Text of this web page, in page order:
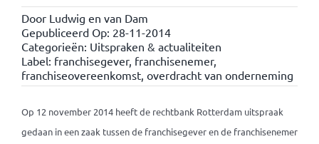
Door Ludwig en van Dam
Gepubliceerd Op: 28-11-2014
Categorieën: Uitspraken & actualiteiten
Label: franchisegever, franchisenemer,
franchiseovereenkomst, overdracht van onderneming
Op 12 november 2014 heeft de rechtbank Rotterdam uitspraak
gedaan in een zaak tussen de franchisegever en de franchisenemer